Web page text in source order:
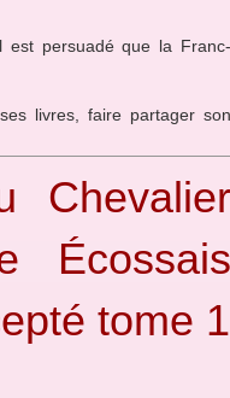
est persuadé que la Franc-
livres, faire partager son
Chevalier
Écossais
tome 1